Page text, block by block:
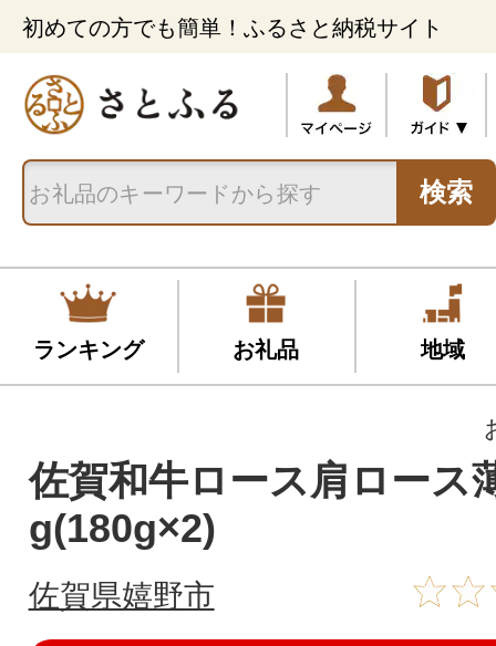
初めての方でも簡単！ふるさと納税サイト
検索
ランキング お礼品 地域
佐賀和牛ロース肩ロース
g(180g×2)
佐賀県嬉野市